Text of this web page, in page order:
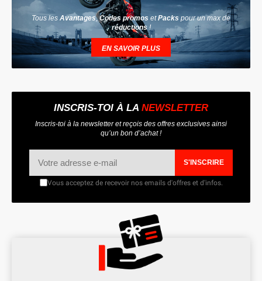
Tous les Avantages,Codes promos etPacks pour un max de
réductions !
EN SAVOIR PLUS
INSCRIS-TOI À LA NEWSLETTER
Inscris-toi à la newsletter et reçois des offres exclusives ainsi
qu’un bon d’achat !
S'INSCRIRE
Vous acceptez de recevoir nos emails d'offres et d'infos.